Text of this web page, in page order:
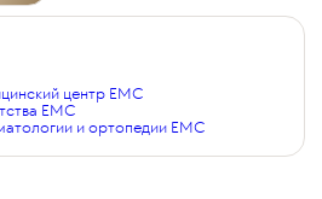
центр EMC
EMC
и ортопедии EMC